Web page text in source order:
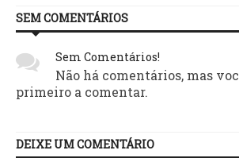
SEM COMENTÁRIOS
Sem Comentários!
Não há comentários, mas
primeiro a comentar.
DEIXE UM COMENTÁRIO